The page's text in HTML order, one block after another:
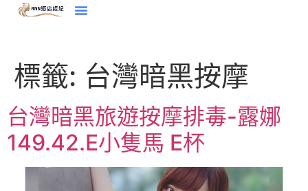
標籤: 台灣暗黑按摩
台灣暗黑旅遊按摩排毒-露娜
149.42.E小隻馬 E杯